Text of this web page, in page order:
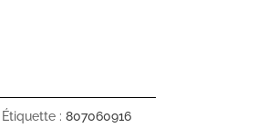
Étiquette : 807060916